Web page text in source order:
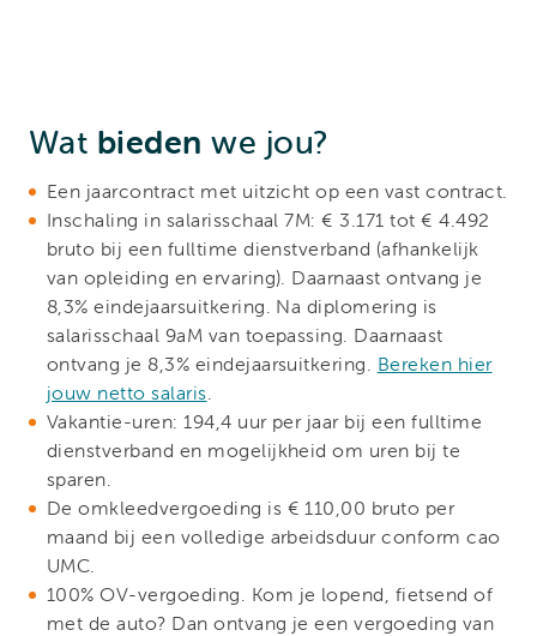
Wat bieden we jou?
Een jaarcontract met uitzicht op een vast contract.
Inschaling in salarisschaal 7M: € 3.171 tot € 4.492
bruto bij een fulltime dienstverband (afhankelijk
van opleiding en ervaring). Daarnaast ontvang je
8,3% eindejaarsuitkering. Na diplomering is
salarisschaal 9aM van toepassing. Daarnaast
ontvang je 8,3% eindejaarsuitkering. Bereken hier
jouw netto salaris
Vakantie-uren: 194,4 uur per jaar bij een fulltime
dienstverband en mogelijkheid om uren bij te
sparen.
De omkleedvergoeding is € 110,00 bruto per
maand bij een volledige arbeidsduur conform cao
UMC.
100% OV-vergoeding. Kom je lopend, fietsend of
met de auto? Dan ontvang je een vergoeding van